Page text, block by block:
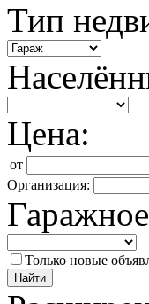
Тип
Цена:
от
Организация:
Только новые
Найти